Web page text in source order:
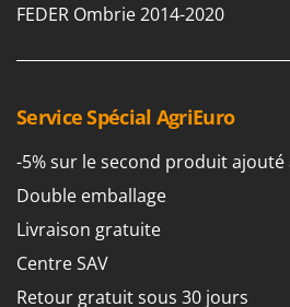
Fraises à neige
G
Godets à terre basculants
Groupes électrogènes
Gyrobroyeurs à lame pour
H
Di Martino
Docma
Dominion
Dreame
E
EcoFlow
FEDER Ombrie 2014-2020
Service Spécial AgriEuro
-5% sur le second produit
Double emballage
Livraison gratuite
Centre SAV
Retour gratuit sous 30 jours